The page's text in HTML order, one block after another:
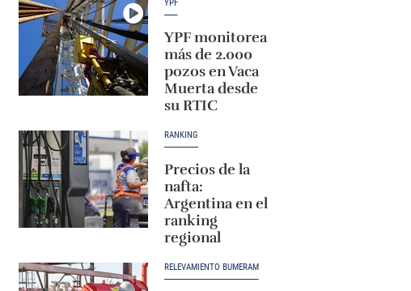
YPF
YPF monitorea
más de 2.000
pozos en Vaca
Muerta desde
su RTIC
RANKING
Precios de la
nafta:
Argentina en el
ranking
regional
RELEVAMIENTO BUMERAM